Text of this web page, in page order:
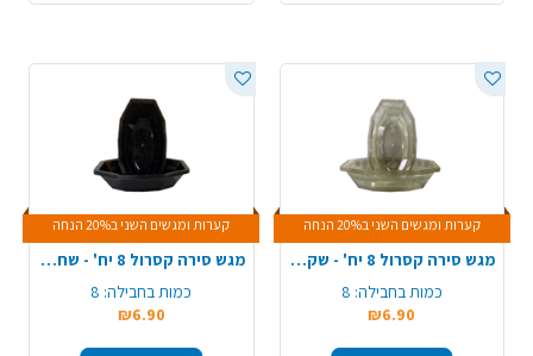
קערות ומגשים השני ב20% הנחה
מגש סירה קסרול 8 יח' - שקוף ניצוצות זהב
כמות בחבילה: 8
₪6.90
קערות ומגשים השני ב20% הנחה
מגש סירה קסרול 8 יח' - שחור ניצוצות זהב
כמות בחבילה: 8
₪6.90